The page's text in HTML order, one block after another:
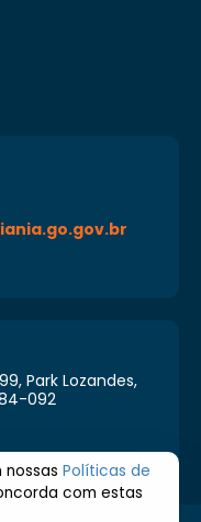
Park Lozandes,
092
Políticas de
com estas